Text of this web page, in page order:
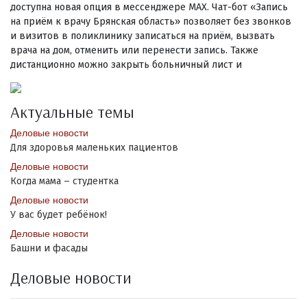
доступна новая опция в мессенджере MAX. Чат-бот «Запись
на приём к врачу Брянская область» позволяет без звонков
и визитов в поликлинику записаться на приём, вызвать
врача на дом, отменить или перенести запись. Также
дистанционно можно закрыть больничный лист и
Актуальные темы
Деловые новости
Для здоровья маленьких пациентов
Деловые новости
Когда мама – студентка
Деловые новости
У вас будет ребёнок!
Деловые новости
Башни и фасады
Деловые новости